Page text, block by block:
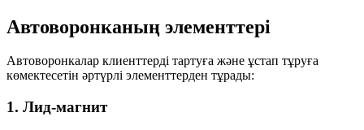
Автоворонканың элементтері
Автоворонкалар клиенттерді тартуға және ұстап тұруға
көмектесетін әртүрлі элементтерден тұрады:
1. Лид-магнит